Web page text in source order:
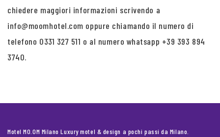
chiedere maggiori informazioni scrivendo a
info@moomhotel.com oppure chiamando il numero di
telefono 0331 327 511 o al numero whatsapp +39 393 894
3740.
Motel MO.OM Milano Luxury motel & design a pochi passi da Milano.